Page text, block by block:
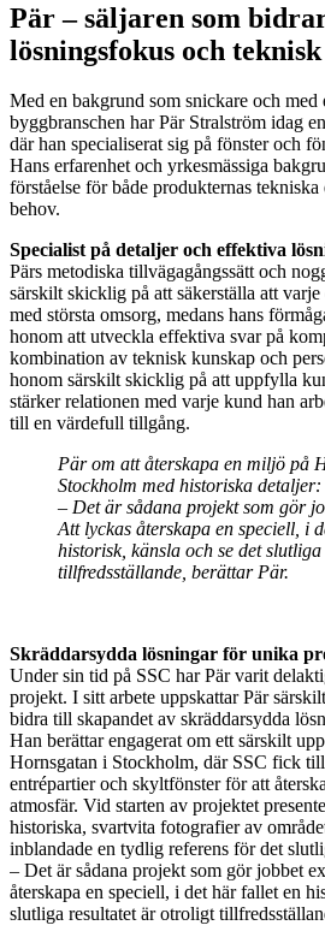
Pär – säljaren som
lösningsfokus och
Med en bakgrund som snickare och med
byggbranschen har Pär Stralström idag
där han specialiserat sig på fönster och
Hans erfarenhet och yrkesmässiga
förståelse för både produkternas
behov.
Specialist på detaljer och effektiva
Pärs metodiska tillvägagångssätt och
särskilt skicklig på att säkerställa att
med största omsorg, medans hans
honom att utveckla effektiva svar på
kombination av teknisk kunskap och
honom särskilt skicklig på att uppfylla
stärker relationen med varje kund han
till en värdefull tillgång.
Pär om att återskapa en miljö på
Stockholm med historiska detaljer:
– Det är sådana projekt som gör
Att lyckas återskapa en speciell, i
historisk, känsla och se det
tillfredsställande, berättar Pär.
Skräddarsydda lösningar för unika
Under sin tid på SSC har Pär varit
projekt. I sitt arbete uppskattar Pär
bidra till skapandet av skräddarsydda
Han berättar engagerat om ett särskilt
Hornsgatan i Stockholm, där SSC fick
entrépartier och skyltfönster för att
atmosfär. Vid starten av projektet
historiska, svartvita fotografier av
inblandade en tydlig referens för det
– Det är sådana projekt som gör jobbet
återskapa en speciell, i det här fallet en
slutliga resultatet är otroligt